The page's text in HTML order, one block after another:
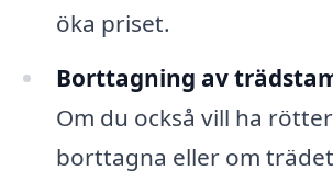
öka priset.
Borttagning av
Om du också vill ha
borttagna eller om